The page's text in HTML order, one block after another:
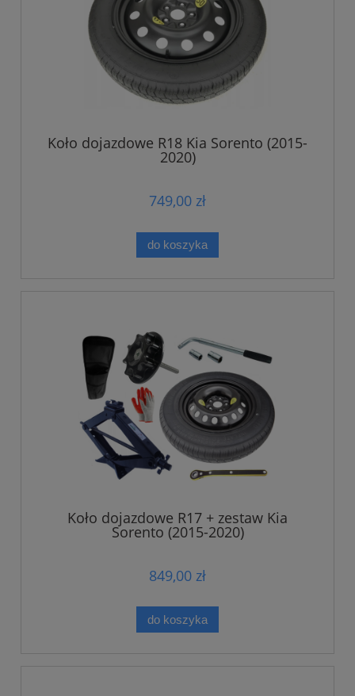
Koło dojazdowe R18 Kia Sorento (2015-
2020)
749,00 zł
do koszyka
Koło dojazdowe R17 + zestaw Kia
Sorento (2015-2020)
849,00 zł
do koszyka